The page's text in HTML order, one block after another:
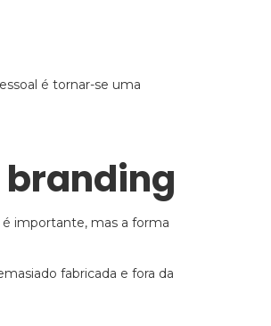
é tornar-se uma
branding
importante, mas a forma
fabricada e fora da